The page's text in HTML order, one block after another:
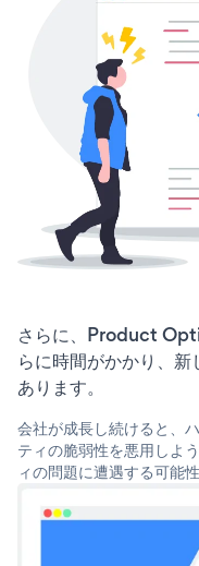
さらに、Product
らに時間がかかり、
あります。
会社が成長し続けると、
ティの脆弱性を悪用しよ
ィの問題に遭遇する可能